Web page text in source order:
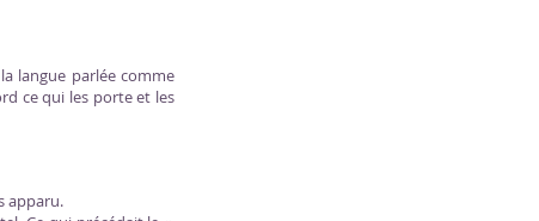
langue parlée comme
ce qui les porte et les
apparu.